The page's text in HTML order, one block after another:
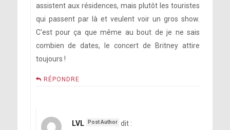
assistent aux résidences, mais plutôt les touristes
qui passent par là et veulent voir un gros show.
C’est pour ça que même au bout de je ne sais
combien de dates, le concert de Britney attire
toujours !
RÉPONDRE
LVL dit :